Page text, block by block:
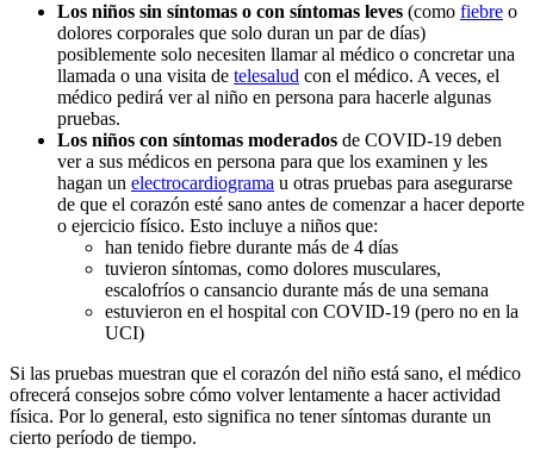
Los niños sin síntomas o con síntomas leves (como fiebre o
dolores corporales que solo duran un par de días)
posiblemente solo necesiten llamar al médico o concretar una
llamada o una visita de telesalud con el médico. A veces, el
médico pedirá ver al niño en persona para hacerle algunas
pruebas.
Los niños con síntomas moderados de COVID-19 deben
ver a sus médicos en persona para que los examinen y les
hagan un electrocardiograma u otras pruebas para asegurarse
de que el corazón esté sano antes de comenzar a hacer deporte
o ejercicio físico. Esto incluye a niños que:
han tenido fiebre durante más de 4 días
tuvieron síntomas, como dolores musculares,
escalofríos o cansancio durante más de una semana
estuvieron en el hospital con COVID-19 (pero no en la
UCI)
Si las pruebas muestran que el corazón del niño está sano, el médico
ofrecerá consejos sobre cómo volver lentamente a hacer actividad
física. Por lo general, esto significa no tener síntomas durante un
cierto período de tiempo.